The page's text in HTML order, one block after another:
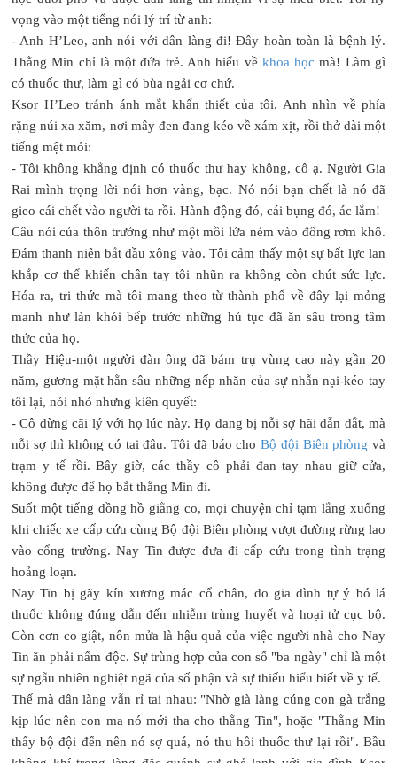
vọng vào một tiếng nói lý trí từ anh:
- Anh H’Leo, anh nói với dân làng đi! Đây hoàn toàn là bệnh lý.
Thằng Min chỉ là một đứa trẻ. Anh hiểu về khoa học mà! Làm gì
có thuốc thư, làm gì có bùa ngải cơ chứ.
Ksor H’Leo tránh ánh mắt khẩn thiết của tôi. Anh nhìn về phía
rặng núi xa xăm, nơi mây đen đang kéo về xám xịt, rồi thở dài một
tiếng mệt mỏi:
- Tôi không khẳng định có thuốc thư hay không, cô ạ. Người Gia
Rai mình trọng lời nói hơn vàng, bạc. Nó nói bạn chết là nó đã
gieo cái chết vào người ta rồi. Hành động đó, cái bụng đó, ác lắm!
Câu nói của thôn trưởng như một mồi lửa ném vào đống rơm khô.
Đám thanh niên bắt đầu xông vào. Tôi cảm thấy một sự bất lực lan
khắp cơ thể khiến chân tay tôi nhũn ra không còn chút sức lực.
Hóa ra, tri thức mà tôi mang theo từ thành phố về đây lại mỏng
manh như làn khói bếp trước những hủ tục đã ăn sâu trong tâm
thức của họ.
Thầy Hiệu-một người đàn ông đã bám trụ vùng cao này gần 20
năm, gương mặt hằn sâu những nếp nhăn của sự nhẫn nại-kéo tay
tôi lại, nói nhỏ nhưng kiên quyết:
- Cô đừng cãi lý với họ lúc này. Họ đang bị nỗi sợ hãi dẫn dắt, mà
nỗi sợ thì không có tai đâu. Tôi đã báo cho Bộ đội Biên phòng và
trạm y tế rồi. Bây giờ, các thầy cô phải đan tay nhau giữ cửa,
không được để họ bắt thằng Min đi.
Suốt một tiếng đồng hồ giằng co, mọi chuyện chỉ tạm lắng xuống
khi chiếc xe cấp cứu cùng Bộ đội Biên phòng vượt đường rừng lao
vào cổng trường. Nay Tin được đưa đi cấp cứu trong tình trạng
hoảng loạn.
Nay Tin bị gãy kín xương mác cổ chân, do gia đình tự ý bó lá
thuốc không đúng dẫn đến nhiễm trùng huyết và hoại tử cục bộ.
Còn cơn co giật, nôn mửa là hậu quả của việc người nhà cho Nay
Tin ăn phải nấm độc. Sự trùng hợp của con số "ba ngày" chỉ là một
sự ngẫu nhiên nghiệt ngã của số phận và sự thiếu hiểu biết về y tế.
Thế mà dân làng vẫn rỉ tai nhau: "Nhờ già làng cúng con gà trắng
kịp lúc nên con ma nó mới tha cho thằng Tin", hoặc "Thằng Min
thấy bộ đội đến nên nó sợ quá, nó thu hồi thuốc thư lại rồi". Bầu